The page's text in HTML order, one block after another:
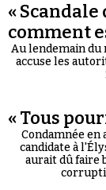
« Scandale
comment
Au lendemain du
accuse les
« Tous
Condamnée
candidate à
aurait dû faire